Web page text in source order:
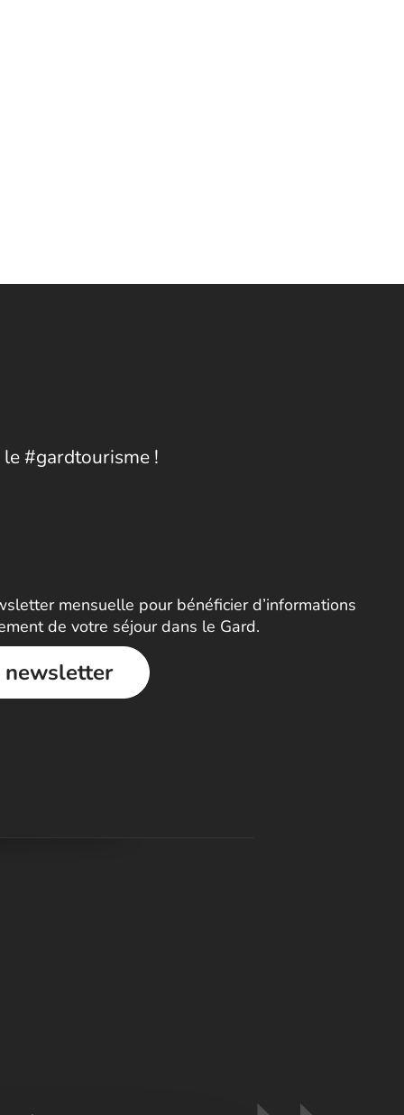
#gardtourisme !
mensuelle pour bénéficier d’informations
de votre séjour dans le Gard.
newsletter